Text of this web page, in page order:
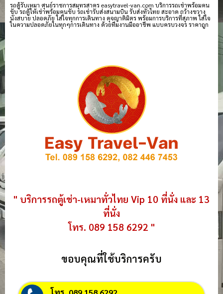
รถตู้รับเหมา ศุนย์ราชการสมุทรสาคร easytravel-van.com บริการรถเช่าพร้อมคน
ขับ รถตู้ให้เช่าพร้อมคนขับ รถเช่ารับส่งสนามบิน รับส่งทั่วไทย สะอาด กว้างขวาง
นั่งสบาย ปลอดภัย ใส่ใจทุกการเดินทาง ดุจญาติมิตร พร้อมการบริการที่สุภาพ ใส่ใจ
ในความปลอดภัยในทุกๆการเดินทาง ด้วยทีมงานมืออาชีพ แบบครบวงจร ราคาถูก
" บริการรถตู้เช่า-เหมาทั่วไทย Vip 10 ที่นั่ง และ 13
ที่นั่ง
โทร. 089 158 6292 "
ขอบคุณที่ใช้บริการครับ